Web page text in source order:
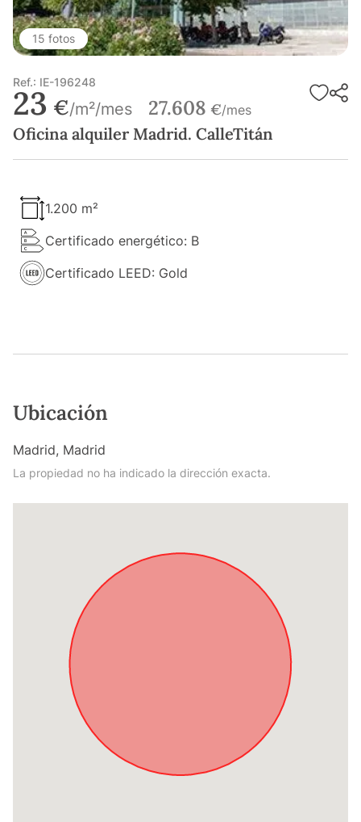
15 fotos
Ref.: IE-196248
23 €/m²/mes 27.608 €/mes
Oficina alquiler Madrid. CalleTitán
1.200 m²
Certificado energético: B
Certificado LEED: Gold
Ubicación
Madrid, Madrid
La propiedad no ha indicado la dirección exacta.